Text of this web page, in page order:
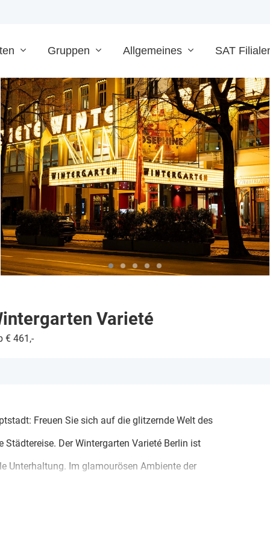
Gruppen Allgemeines SAT
Varieté
€ 461,-
Freuen Sie sich auf die glitzernde Welt des
Der Wintergarten Varieté Berlin ist
Unterhaltung. Im glamourösen Ambiente der
bis hin zu elegantem Tanz. Erleben